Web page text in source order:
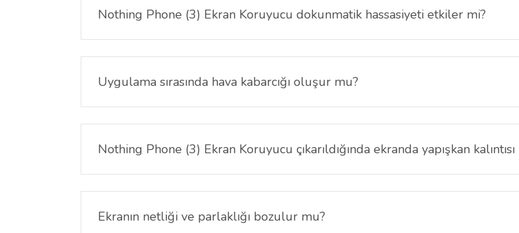
Nothing Phone (3) Ekran Koruyucu dokunmatik hassasiyeti etkiler mi?
Hayır, Nothing Phone (3) ekran koruyucu ultra ince nano yapısı sayesinde dokunmatik
kullanabilirsiniz.
Uygulama sırasında hava kabarcığı oluşur mu?
Kabarcık önleyici özelliği sayesinde doğru uygulama yapıldığında ekran üzerinde hava
uygulanması önerilir.
Nothing Phone (3) Ekran Koruyucu çıkarıldığında ekranda yapışkan kalıntısı
Hayır, çıkarıldığında ekranda hiçbir yapışkan kalıntısı ya da iz bırakmaz. Ekranınız temiz ve
Ekranın netliği ve parlaklığı bozulur mu?